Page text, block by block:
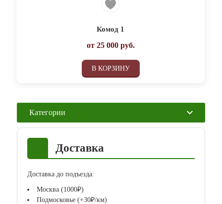
Категории
Доставка
Доставка до подъезда:
Москва (1000₽)
Подмосковье (+30₽/км)
Комод 1
от 25 000руб.
В КОРЗИНУ